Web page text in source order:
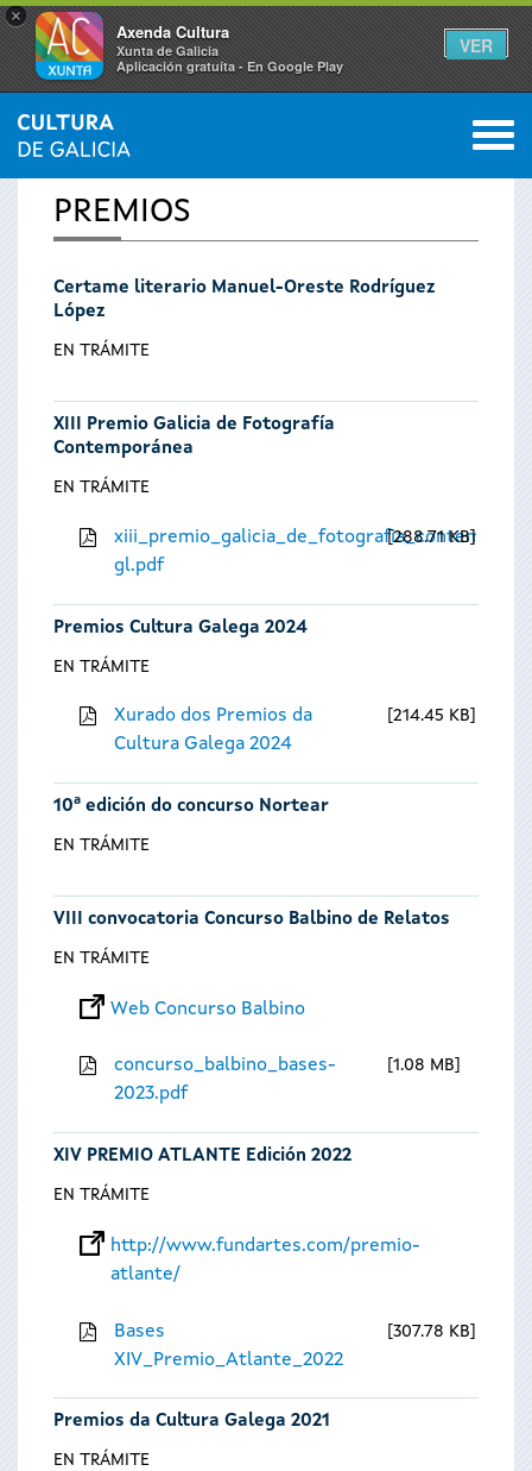
×
Axenda Cultura
Xunta de Galicia
Aplicación gratuíta - En Google Play
VER
Vostede
está
aquí
INICIO 0
PREMIOS
Certame literario Manuel-Oreste Rodríguez
López
EN TRÁMITE
XIII Premio Galicia de Fotografía
Contemporánea
EN TRÁMITE
gl.pdf
288.71 KB
Premios Cultura Galega 2024
EN TRÁMITE
Xurado dos Premios da
Cultura Galega 2024
214.45 KB
10ª edición do concurso Nortear
EN TRÁMITE
VIII convocatoria Concurso Balbino de Relatos
EN TRÁMITE
Web Concurso Balbino
concurso_balbino_bases-
2023.pdf
1.08 MB
XIV PREMIO ATLANTE Edición 2022
EN TRÁMITE
http://www.fundartes.com/premio-
atlante/
Bases
XIV_Premio_Atlante_2022
307.78 KB
Premios da Cultura Galega 2021
EN TRÁMITE